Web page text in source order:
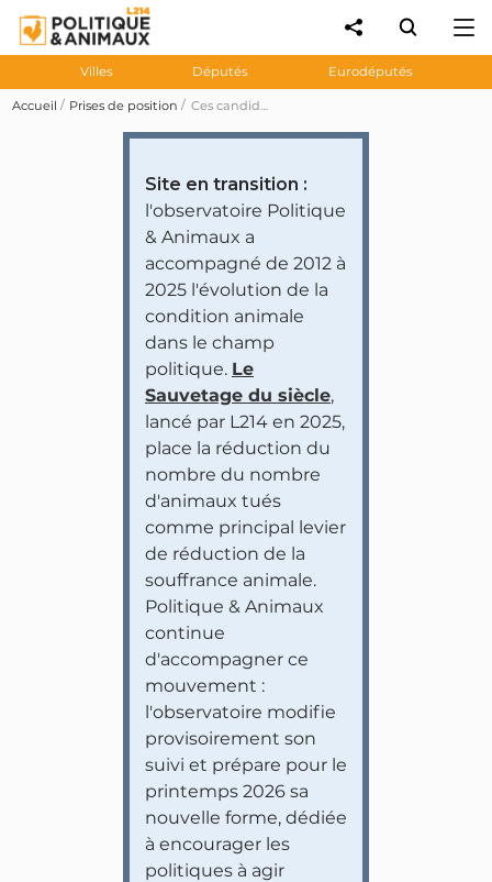
Villes Députés Eurodéputés
Accueil Prises de position Ces candidats à la présidentielle ont refusé de se prononcer sur les 30 propositions du manifeste AnimalPolitique
Site en transition :
l'observatoire Politique
& Animaux a
accompagné de 2012 à
2025 l'évolution de la
condition animale
dans le champ
politique. Le
Sauvetage du siècle,
lancé par L214 en 2025,
place la réduction du
nombre du nombre
d'animaux tués
comme principal levier
de réduction de la
souffrance animale.
Politique & Animaux
continue
d'accompagner ce
mouvement :
l'observatoire modifie
provisoirement son
suivi et prépare pour le
printemps 2026 sa
nouvelle forme, dédiée
à encourager les
politiques à agir